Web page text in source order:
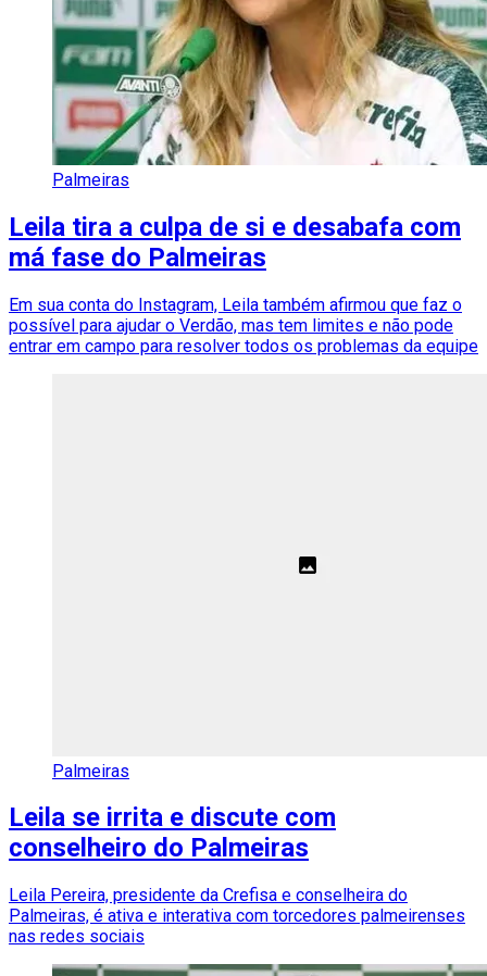
Palmeiras
Leila tira a culpa de si e desabafa com
má fase do Palmeiras
Em sua conta do Instagram, Leila também afirmou que faz o
possível para ajudar o Verdão, mas tem limites e não pode
entrar em campo para resolver todos os problemas da equipe
Palmeiras
Leila se irrita e discute com
conselheiro do Palmeiras
Leila Pereira, presidente da Crefisa e conselheira do
Palmeiras, é ativa e interativa com torcedores palmeirenses
nas redes sociais